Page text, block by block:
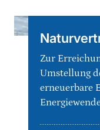
Zur
Umstellung
erneuerbare